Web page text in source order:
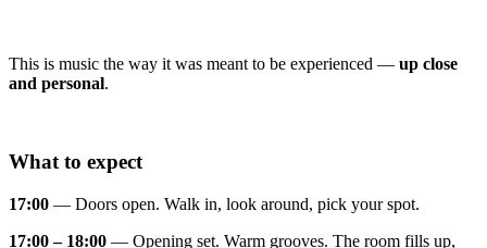
This is music the way it was meant to be experienced — up close
and personal.
What to expect
17:00 — Doors open. Walk in, look around, pick your spot.
17:00 – 18:00 — Opening set. Warm grooves. The room fills up,